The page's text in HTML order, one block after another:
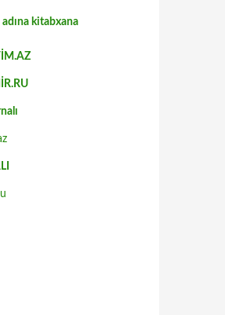
kitabxana